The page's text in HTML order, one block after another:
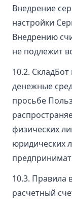
Внедрение
настройки
Внедрению
не подлежит
10.2.
денежные
просьбе
физических
юридических
10.3. Правила
расчетный